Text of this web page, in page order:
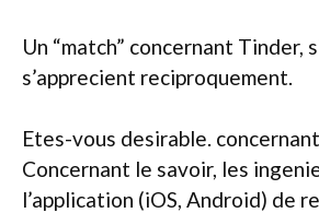
Un “match” concernant Tinder,
s’apprecient reciproquement.
Etes-vous desirable.
Concernant le savoir, les
l’application (iOS, Android) de